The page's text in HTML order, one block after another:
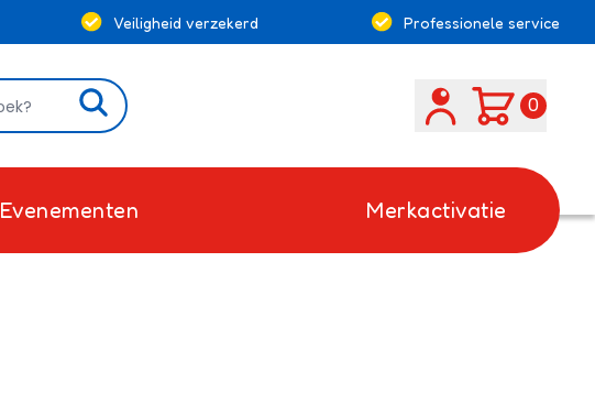
Veiligheid verzekerd Professionele service
Search 0
Evenementen Merkactivatie